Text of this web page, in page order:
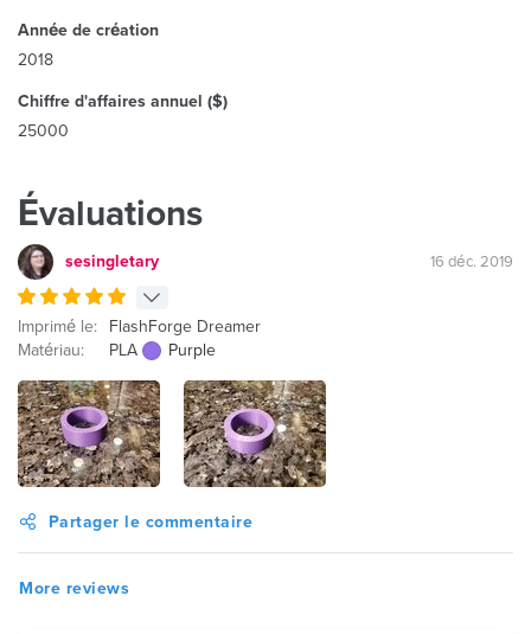
Année de création
2018
Chiffre d'affaires annuel ($)
25000
Évaluations
sesingletary 16 déc. 2019
Imprimé le:
FlashForge Dreamer
Matériau:
PLA Purple
Partager le commentaire
More reviews